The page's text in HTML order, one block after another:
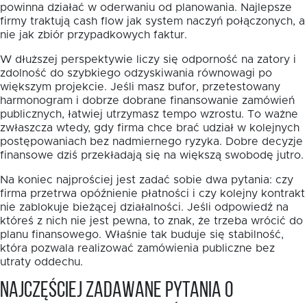
powinna działać w oderwaniu od planowania. Najlepsze
firmy traktują cash flow jak system naczyń połączonych, a
nie jak zbiór przypadkowych faktur.
W dłuższej perspektywie liczy się odporność na zatory i
zdolność do szybkiego odzyskiwania równowagi po
większym projekcie. Jeśli masz bufor, przetestowany
harmonogram i dobrze dobrane finansowanie zamówień
publicznych, łatwiej utrzymasz tempo wzrostu. To ważne
zwłaszcza wtedy, gdy firma chce brać udział w kolejnych
postępowaniach bez nadmiernego ryzyka. Dobre decyzje
finansowe dziś przekładają się na większą swobodę jutro.
Na koniec najprościej jest zadać sobie dwa pytania: czy
firma przetrwa opóźnienie płatności i czy kolejny kontrakt
nie zablokuje bieżącej działalności. Jeśli odpowiedź na
któreś z nich nie jest pewna, to znak, że trzeba wrócić do
planu finansowego. Właśnie tak buduje się stabilność,
która pozwala realizować zamówienia publiczne bez
utraty oddechu.
Najczęściej zadawane pytania o